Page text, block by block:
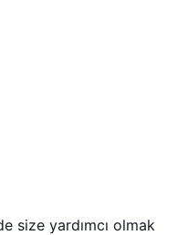
size yardımcı olmak